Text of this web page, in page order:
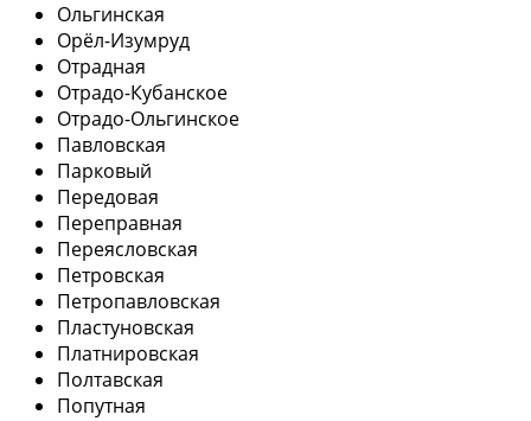
Ольгинская
Орёл-Изумруд
Отрадная
Отрадо-Кубанское
Отрадо-Ольгинское
Павловская
Парковый
Передовая
Переправная
Переясловская
Петровская
Петропавловская
Пластуновская
Платнировская
Полтавская
Попутная